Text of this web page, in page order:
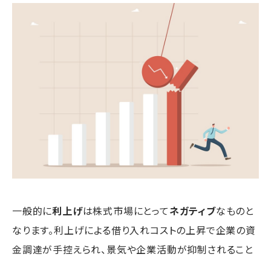
一般的に利上げは株式市場にとってネガティブなものと
なります。利上げによる借り入れコストの上昇で企業の資
金調達が手控えられ、景気や企業活動が抑制されること